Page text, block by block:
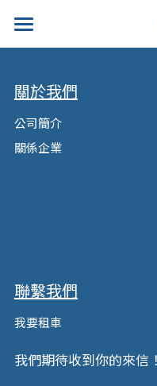
萬和簡介
企業長租
租賃服務
關於我們
公司簡介
關係企業
聯繫我們
我要租車
我們期待收到你的來信！